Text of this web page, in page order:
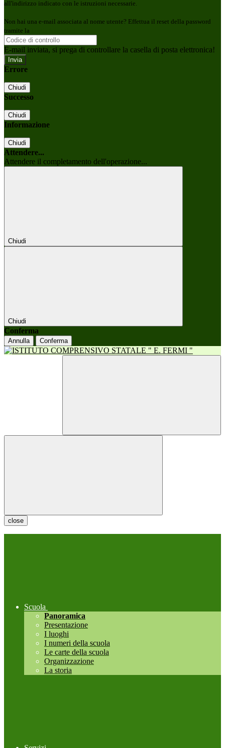
all'indirizzo indicato con le istruzioni necessarie.
Non hai una e-mail associata al nome utente? Effettua il reset della password
tramite la
E-mail inviata, si prega di controllare la casella di posta elettronica!
Errore
Chiudi
Successo
Chiudi
Informazione
Chiudi
Attendere...
Attendere il completamento dell'operazione...
Chiudi
Chiudi
Conferma
Annulla Conferma
close
Scuola
Panoramica
Presentazione
I luoghi
I numeri della scuola
Le carte della scuola
Organizzazione
La storia